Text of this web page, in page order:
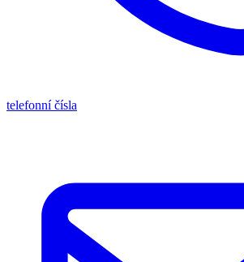
telefonní čísla